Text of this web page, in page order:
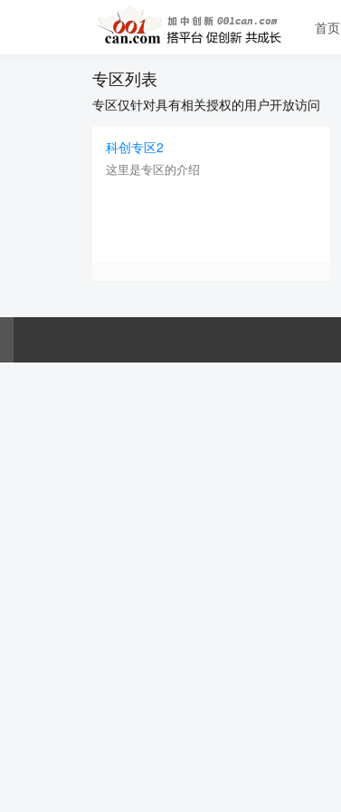
首页
专区列表
专区仅针对具有相关授权的用户开放访问
科创专区2
这里是专区的介绍